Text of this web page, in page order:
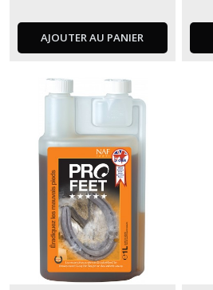
AJOUTER AU PANIER